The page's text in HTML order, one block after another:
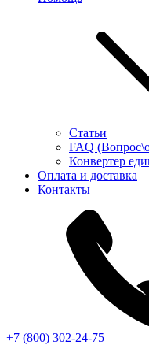
Статьи
FAQ
Конвертер
Оплата и доставка
Контакты
+7 (800) 302-24-75